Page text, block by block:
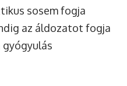
sosem fogja
az áldozatot fogja